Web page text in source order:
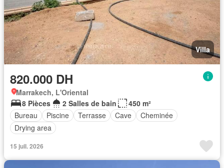
Villa
820.000 DH
Marrakech, L'Oriental
8 Pièces
2 Salles de bain
450 m²
Bureau
Piscine Terrasse Cave
Cheminée
Drying area
15 juil. 2026